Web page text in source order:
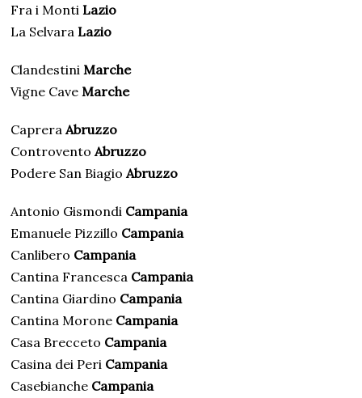
Fra i Monti Lazio
La Selvara Lazio
Clandestini Marche
Vigne Cave Marche
CapreraAbruzzo
Controvento Abruzzo
Podere San BiagioAbruzzo
Antonio Gismondi Campania
Emanuele Pizzillo Campania
Canlibero Campania
Cantina Francesca Campania
Cantina Giardino Campania
Cantina Morone Campania
Casa Brecceto Campania
Casina dei Peri Campania
Casebianche Campania